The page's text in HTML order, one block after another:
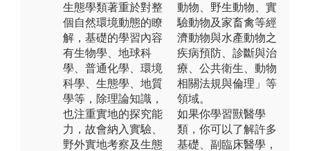
生態學類著重於對整
個自然環境動態的瞭
解，基礎的學習內容
有生物學、地球科
學、普通化學、環境
科學、生態學、地質
學等，除理論知識，
也注重實地的探究能
力，故會納入實驗、
野外實地考察及生態
動物、野生動物、實
驗動物及家畜禽等經
濟動物與水產動物之
疾病預防、診斷與治
療、公共衛生、動物
相關法規與倫理」等
領域。
如果你學習獸醫學
類，你可以了解許多
基礎、副臨床醫學，